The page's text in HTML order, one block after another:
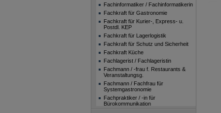
Fachinformatiker / Fachinformatikerin
Fachkraft für Gastronomie
Fachkraft für Kurier-, Express- u.
Postdl. KEP
Fachkraft für Lagerlogistik
Fachkraft für Schutz und Sicherheit
Fachkraft Küche
Fachlagerist / Fachlageristin
Fachmann / -frau f. Restaurants &
Veranstaltungsg.
Fachmann / Fachfrau für
Systemgastronomie
Fachpraktiker / -in für
Bürokommunikation